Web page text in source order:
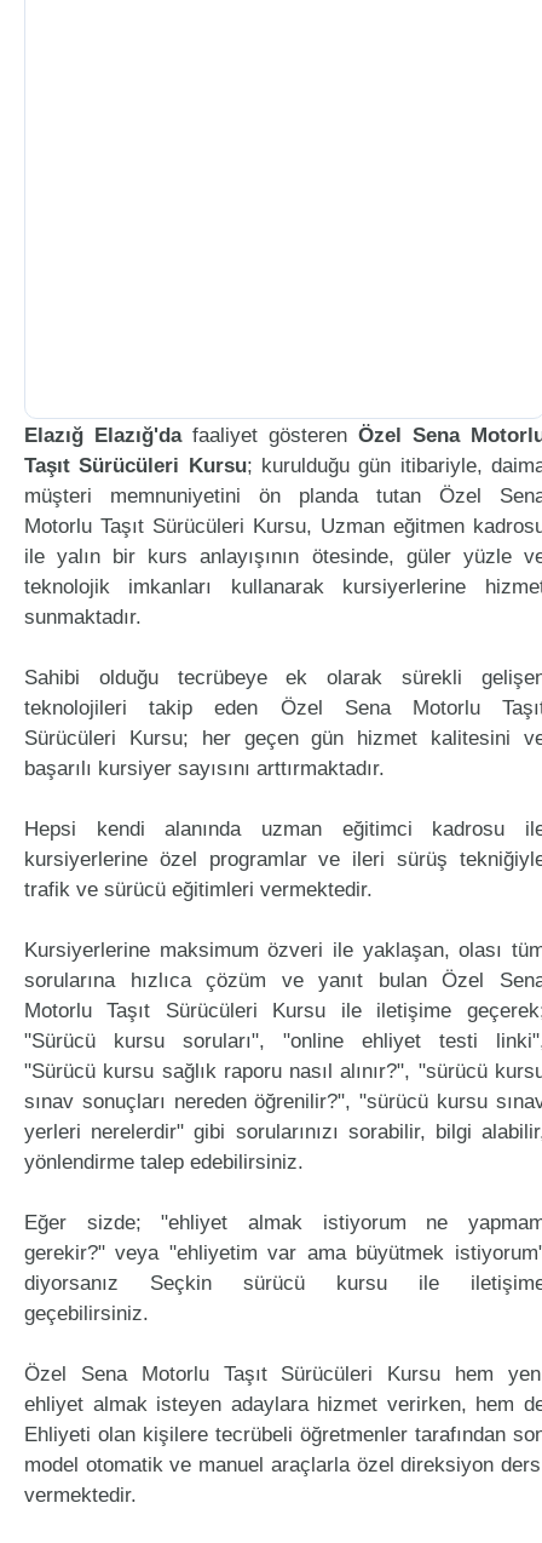
Elazığ Elazığ'dafaaliyet gösteren Özel Sena
Taşıt Sürücüleri Kursu; kurulduğu gün itibariyle,
müşteri memnuniyetini ön planda tutan Özel
Motorlu Taşıt Sürücüleri Kursu, Uzman eğitmen
ile yalın bir kurs anlayışının ötesinde, güler yüzle
teknolojik imkanları kullanarak kursiyerlerine
sunmaktadır.
Sahibi olduğu tecrübeye ek olarak sürekli
teknolojileri takip eden Özel Sena Motorlu
Sürücüleri Kursu; her geçen gün hizmet kalitesini
başarılı kursiyer sayısını arttırmaktadır.
Hepsi kendi alanında uzman eğitimci kadrosu
kursiyerlerine özel programlar ve ileri sürüş
trafik ve sürücü eğitimleri vermektedir.
Kursiyerlerine maksimum özveri ile yaklaşan, olası
sorularına hızlıca çözüm ve yanıt bulan Özel
Motorlu Taşıt Sürücüleri Kursu ile iletişime
"Sürücü kursu soruları", "online ehliyet testi
"Sürücü kursu sağlık raporu nasıl alınır?", "sürücü
sınav sonuçları nereden öğrenilir?", "sürücü kursu
yerleri nerelerdir" gibi sorularınızı sorabilir, bilgi
yönlendirme talep edebilirsiniz.
Eğer sizde; "ehliyet almak istiyorum ne
gerekir?" veya "ehliyetim var ama büyütmek
diyorsanız Seçkin sürücü kursu ile
geçebilirsiniz.
Özel Sena Motorlu Taşıt Sürücüleri Kursu hem
ehliyet almak isteyen adaylara hizmet verirken, hem
Ehliyeti olan kişilere tecrübeli öğretmenler tarafından
model otomatik ve manuel araçlarla özel direksiyon
vermektedir.